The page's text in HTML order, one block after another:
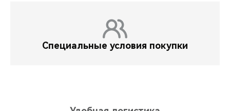
Специальные условия покупки